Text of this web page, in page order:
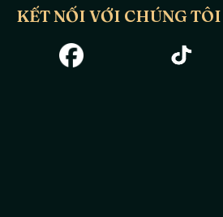
KẾT NỐI VỚI CHÚNG TÔI